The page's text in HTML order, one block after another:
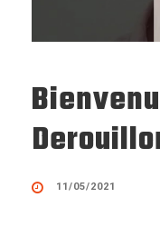
11/05/2021